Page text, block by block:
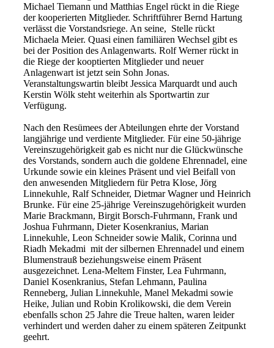
Michael Tiemann und Matthias Engel rückt in die Riege
der kooperierten Mitglieder. Schriftführer Bernd Hartung
verlässt die Vorstandsriege. An seine, Stelle rückt
Michaela Meier. Quasi einen familiären Wechsel gibt es
bei der Position des Anlagenwarts. Rolf Werner rückt in
die Riege der kooptierten Mitglieder und neuer
Anlagenwart ist jetzt sein Sohn Jonas.
Veranstaltungswartin bleibt Jessica Marquardt und auch
Kerstin Wölk steht weiterhin als Sportwartin zur
Verfügung.
Nach den Resümees der Abteilungen ehrte der Vorstand
langjährige und verdiente Mitglieder. Für eine 50-jährige
Vereinszugehörigkeit gab es nicht nur die Glückwünsche
des Vorstands, sondern auch die goldene Ehrennadel, eine
Urkunde sowie ein kleines Präsent und viel Beifall von
den anwesenden Mitgliedern für Petra Klose, Jörg
Linnekuhle, Ralf Schneider, Dietmar Wagner und Heinrich
Brunke. Für eine 25-jährige Vereinszugehörigkeit wurden
Marie Brackmann, Birgit Borsch-Fuhrmann, Frank und
Joshua Fuhrmann, Dieter Kosenkranius, Marian
Linnekuhle, Leon Schneider sowie Malik, Corinna und
Riadh Mekadmi mit der silbernen Ehrennadel und einem
Blumenstrauß beziehungsweise einem Präsent
ausgezeichnet. Lena-Meltem Finster, Lea Fuhrmann,
Daniel Kosenkranius, Stefan Lehmann, Paulina
Renneberg, Julian Linnekuhle, Manel Mekadmi sowie
Heike, Julian und Robin Krolikowski, die dem Verein
ebenfalls schon 25 Jahre die Treue halten, waren leider
verhindert und werden daher zu einem späteren Zeitpunkt
geehrt.